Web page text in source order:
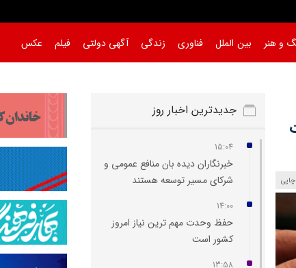
و هنر بین الملل فناوری زندگی آگهی دولتی فیلم عکس
جدیدترین اخبار روز
15:04
خبرنگاران دیده‌ بان منافع عمومی و
شرکای مسیر توسعه هستند
14:00
حفظ وحدت مهم‌ ترین نیاز امروز
کشور است
13:58